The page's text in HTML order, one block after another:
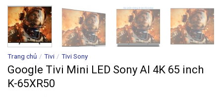
Trang chủ / Tivi / Tivi Sony
Google Tivi Mini LED Sony AI 4K 65 inch
K-65XR50